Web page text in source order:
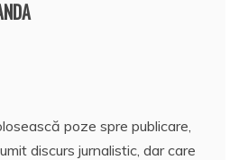
poze spre publicare,
discurs jurnalistic, dar care